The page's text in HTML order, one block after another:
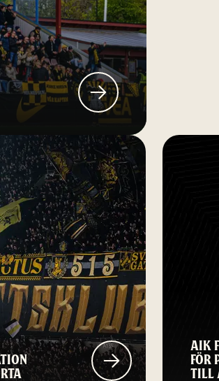
AIK
FÖR
TILL